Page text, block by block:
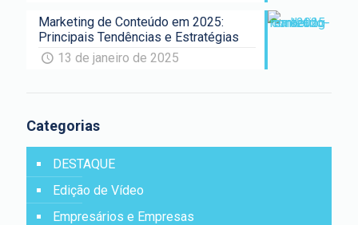
Marketing de Conteúdo em 2025:
Principais Tendências e Estratégias
13 de janeiro de 2025
Categorias
DESTAQUE
Edição de Vídeo
Empresários e Empresas